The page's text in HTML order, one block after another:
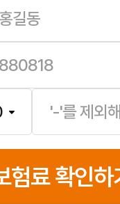
험료 확인하